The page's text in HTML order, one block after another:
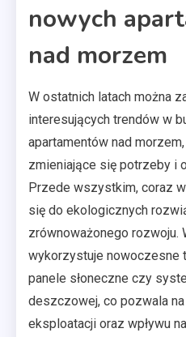
nowych
nad morzem
W ostatnich latach można
interesujących trendów w
apartamentów nad
zmieniające się potrzeby i
Przede wszystkim, coraz
się do ekologicznych
zrównoważonego rozwoju.
wykorzystuje nowoczesne
panele słoneczne czy
deszczowej, co pozwala
eksploatacji oraz wpływu